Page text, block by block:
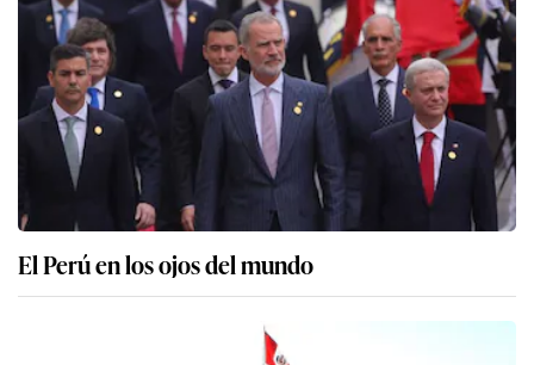
El Perú en los ojos del mundo